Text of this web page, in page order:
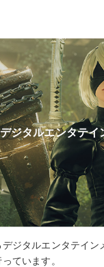
デジタルエンタテイ
ジタルエンタテイン
ています。